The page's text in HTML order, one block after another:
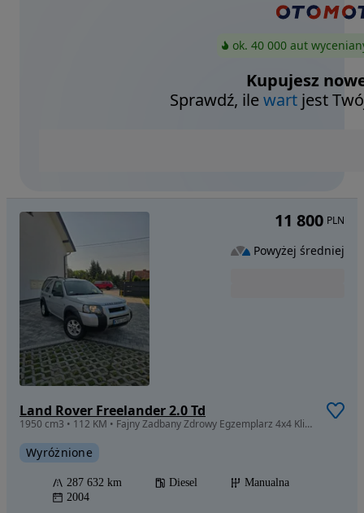
ok. 40 000 aut
Kupujesz
Sprawdź, ilewart jest
Land Rover Freelander 2.0 Td
1950 cm3 • 112 KM • Fajny Zadbany Zdrowy Egzemplarz 4x4 Klima Hak Gotowy Do Drogi Polecam
Wyróżnione
287 632 km Diesel
Manualna
2004
11 800 PLN
Powyżej średniej